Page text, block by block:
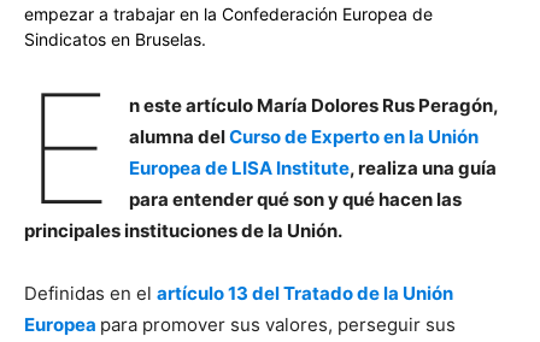
empezar a trabajar en la Confederación Europea de
Sindicatos en Bruselas.
E
n este artículo María Dolores Rus Peragón,
alumna delCurso de Experto en la Unión
Europea de LISA Institute, realiza una guía
para entender qué son y qué hacen las
principales instituciones de la Unión.
Definidas en el artículo 13 del Tratado de la Unión
Europea para promover sus valores, perseguir sus